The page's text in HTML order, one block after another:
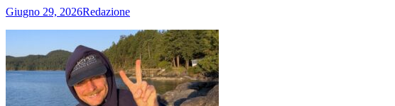
Giugno 29, 2026Redazione